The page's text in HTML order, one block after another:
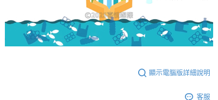
顯示電腦版詳細說明
客服